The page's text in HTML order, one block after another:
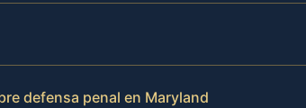
defensa penal en Maryland